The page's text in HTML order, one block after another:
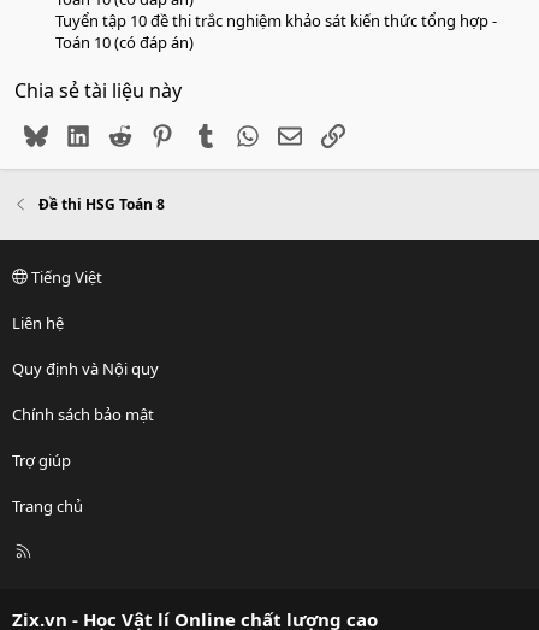
Tuyển tập 10 đề thi trắc nghiệm khảo sát kiến thức tổng hợp -
Toán 10 (có đáp án)
Chia sẻ tài liệu này
BlueskyLinkedIn
Reddit PinterestTumblr WhatsApp
EmailLink
Đề thi HSG Toán 8
Tiếng Việt
Liên hệ
Quy định và Nội quy
Chính sách bảo mật
Trợ giúp
Trang chủ
R
Zix.vn - Học Vật lí Online chất lượng cao